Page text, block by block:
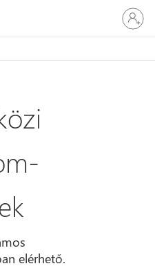
be
a
elérhető.